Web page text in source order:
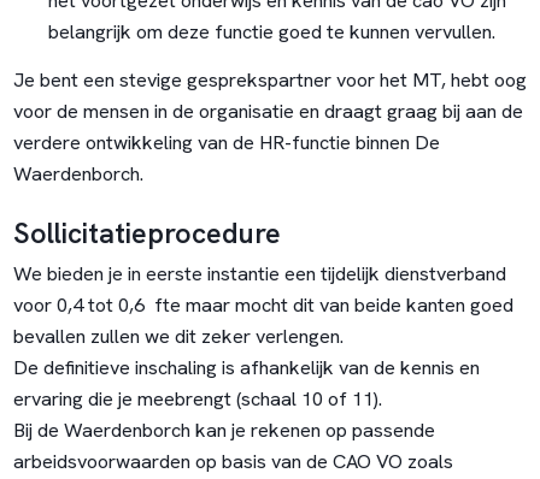
belangrijk om deze functie goed te kunnen vervullen.
Je bent een stevige gesprekspartner voor het MT, hebt oog
voor de mensen in de organisatie en draagt graag bij aan de
verdere ontwikkeling van de HR-functie binnen De
Waerdenborch.
Sollicitatieprocedure
We bieden je in eerste instantie een tijdelijk dienstverband
voor 0,4 tot 0,6 fte maar mocht dit van beide kanten goed
bevallen zullen we dit zeker verlengen.
De definitieve inschaling is afhankelijk van de kennis en
ervaring die je meebrengt (schaal 10 of 11).
Bij de Waerdenborch kan je rekenen op passende
arbeidsvoorwaarden op basis van de CAO VO zoals